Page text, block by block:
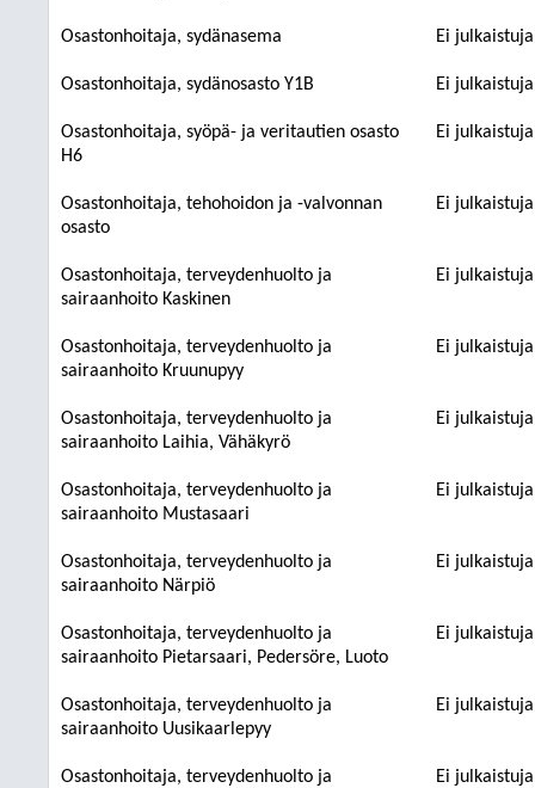
Osastonhoitaja, sydänasema Ei
Osastonhoitaja, sydänosasto Y1B Ei
Osastonhoitaja, syöpä- ja veritautien osasto
H6
Ei
Osastonhoitaja, tehohoidon ja -valvonnan
osasto
Ei
Osastonhoitaja, terveydenhuolto ja
sairaanhoito Kaskinen
Ei
Osastonhoitaja, terveydenhuolto ja
sairaanhoito Kruunupyy
Ei
Osastonhoitaja, terveydenhuolto ja
sairaanhoito Laihia, Vähäkyrö
Ei
Osastonhoitaja, terveydenhuolto ja
sairaanhoito Mustasaari
Ei
Osastonhoitaja, terveydenhuolto ja
sairaanhoito Närpiö
Ei
Osastonhoitaja, terveydenhuolto ja
sairaanhoito Pietarsaari, Pedersöre, Luoto
Ei
Osastonhoitaja, terveydenhuolto ja
sairaanhoito Uusikaarlepyy
Ei
Osastonhoitaja, terveydenhuolto ja
Ei